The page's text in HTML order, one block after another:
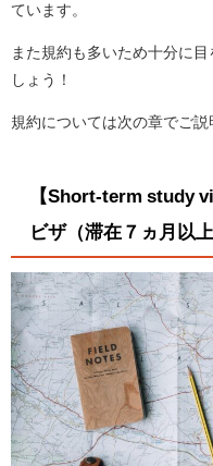
ています。
また規約も多いため十分に
しょう！
規約については次の章でご説
【Short-term study
ビザ（滞在７ヵ月以